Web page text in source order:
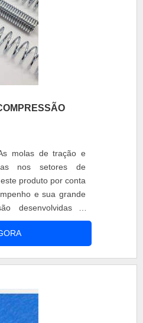
nos setores de
produto por conta
e sua grande
desenvolvimento
automáticas e
com excelentes